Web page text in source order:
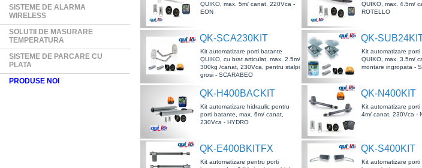
SISTEME DE ALARMA
WIRELESS
SOLUTII DE MASURARE
TEMPERATURA
SISTEME DE PARCARE CU
PLATA
PRODUSE NOI
QUIKO, max. 5m/ canat, 220Vca -
EON
QUIKO, max. 4.5m/
ROTELLO
QK-SCA230KIT
Kit automatizare porti batante
QUIKO, cu brat articulat, max. 2.5m/
300kg /canat, 230Vca, pentru stalpi
grosi - SCARABEO
QK-
Kit automatizare porti
QUIKO, max. 3.5m/
montare ingropata -
QK-H400BACKIT
Kit automatizare hidraulic pentru
porti batante, max. 6m/ canat,
230Vca - HYDRO
QK-N400KIT
Kit automatizare porti
4m/ canat, 230Vca -
QK-E400BKITFX
Kit automatizare pentru porti
QK-S400KIT
Kit automatizare